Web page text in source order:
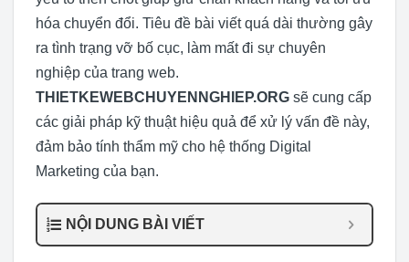
hóa chuyển đổi. Tiêu đề bài viết quá dài thường gây
ra tình trạng vỡ bố cục, làm mất đi sự chuyên
nghiệp của trang web.
THIETKEWEBCHUYENNGHIEP.ORG sẽ cung cấp
các giải pháp kỹ thuật hiệu quả để xử lý vấn đề này,
đảm bảo tính thẩm mỹ cho hệ thống Digital
Marketing của bạn.
NỘI DUNG BÀI VIẾT